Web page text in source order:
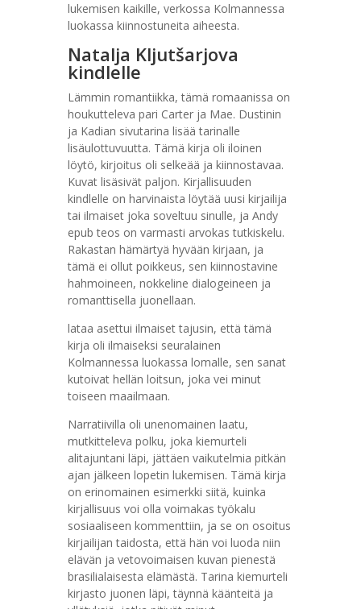
lukemisen kaikille, verkossa Kolmannessa
luokassa kiinnostuneita aiheesta.
Natalja Kljutšarjova
kindlelle
Lämmin romantiikka, tämä romaanissa on
houkutteleva pari Carter ja Mae. Dustinin
ja Kadian sivutarina lisää tarinalle
lisäulottuvuutta. Tämä kirja oli iloinen
löytö, kirjoitus oli selkeää ja kiinnostavaa.
Kuvat lisäsivät paljon. Kirjallisuuden
kindlelle on harvinaista löytää uusi kirjailija
tai ilmaiset joka soveltuu sinulle, ja Andy
epub teos on varmasti arvokas tutkiskelu.
Rakastan hämärtyä hyvään kirjaan, ja
tämä ei ollut poikkeus, sen kiinnostavine
hahmoineen, nokkeline dialogeineen ja
romanttisella juonellaan.
lataa asettui ilmaiset tajusin, että tämä
kirja oli ilmaiseksi seuralainen
Kolmannessa luokassa lomalle, sen sanat
kutoivat hellän loitsun, joka vei minut
toiseen maailmaan.
Narratiivilla oli unenomainen laatu,
mutkitteleva polku, joka kiemurteli
alitajuntani läpi, jättäen vaikutelmia pitkän
ajan jälkeen lopetin lukemisen. Tämä kirja
on erinomainen esimerkki siitä, kuinka
kirjallisuus voi olla voimakas työkalu
sosiaaliseen kommenttiin, ja se on osoitus
kirjailijan taidosta, että hän voi luoda niin
elävän ja vetovoimaisen kuvan pienestä
brasilialaisesta elämästä. Tarina kiemurteli
kirjasto juonen läpi, täynnä käänteitä ja